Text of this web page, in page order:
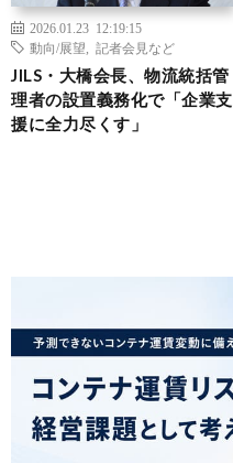
2026.01.23 12:19:15
動向/展望
記者会見など
JILS・大橋会長、物流統括管
理者の設置義務化で「企業支
援に全力尽くす」